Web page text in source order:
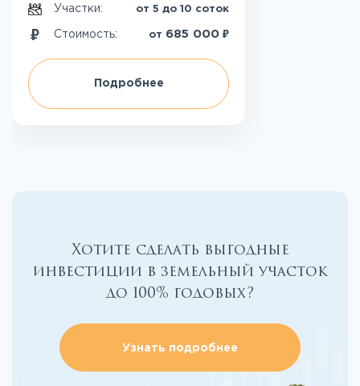
Участки: от 5 до 10 соток
Стоимость: от 685 000 ₽
Подробнее
Хотите сделать выгодные
инвестиции в земельный участок
до 100% годовых?
Узнать подробнее